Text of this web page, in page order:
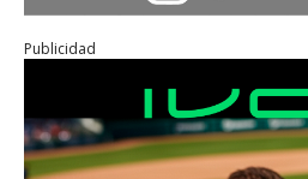
Publicidad